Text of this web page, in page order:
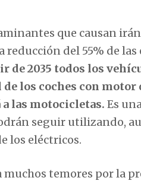
que causan
del 55% de las
de 2035 todos los
los coches con motor
las motocicletas. Es
seguir utilizando,
los eléctricos.
temores por la